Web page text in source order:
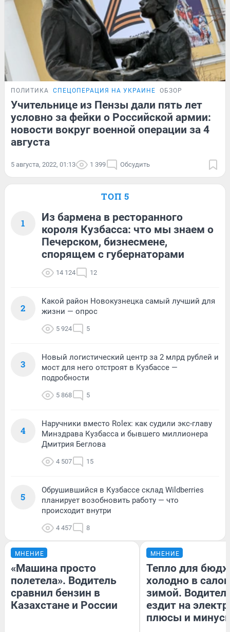
ПОЛИТИКА СПЕЦОПЕРАЦИЯ НА УКРАИНЕ ОБЗОР
Учительнице из Пензы дали пять лет
условно за фейки о Российской армии:
новости вокруг военной операции за 4
августа
5 августа, 2022, 01:13 1 399 Обсудить
ТОП 5
1
Из бармена в ресторанного
короля Кузбасса: что мы знаем о
Печерском, бизнесмене,
спорящем с губернаторами
14 124 12
2
Какой район Новокузнецка самый лучший для
жизни — опрос
5 924 5
3
Новый логистический центр за 2 млрд рублей и
мост для него отстроят в Кузбассе —
подробности
5 868 5
4
Наручники вместо Rolex: как судили экс-главу
Минздрава Кузбасса и бывшего миллионера
Дмитрия Беглова
4 507 15
5
Обрушившийся в Кузбассе склад Wildberries
планирует возобновить работу — что
происходит внутри
4 457 8
МНЕНИЕ
«Машина просто
полетела». Водитель
сравнил бензин в
Казахстане и России
МНЕНИЕ
Тепло для
холодно в
зимой.
ездит на
плюсы и